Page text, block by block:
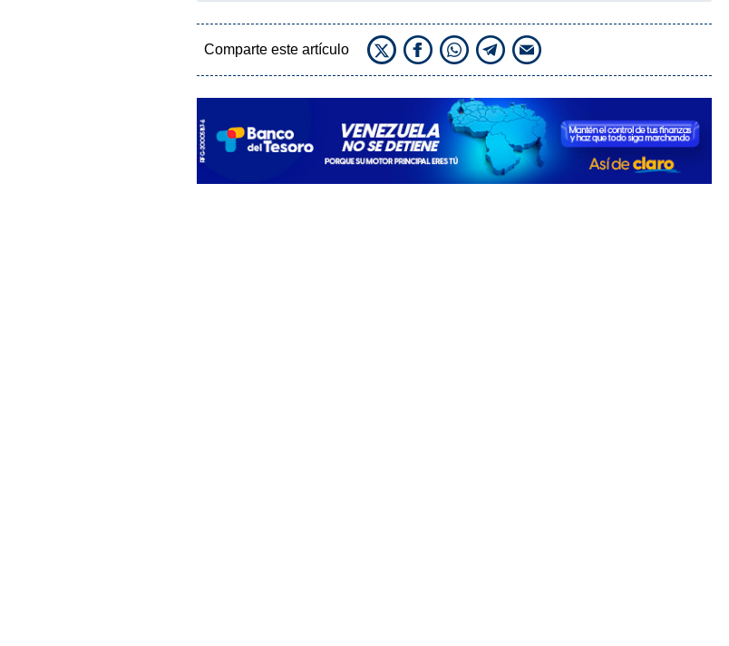
Comparte este artículo